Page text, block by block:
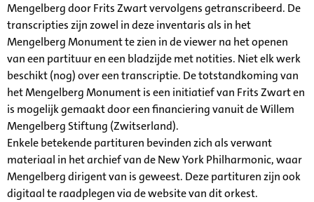
Mengelberg door Frits Zwart vervolgens getranscribeerd. De
transcripties zijn zowel in deze inventaris als in het
Mengelberg Monument te zien in de viewer na het openen
van een partituur en een bladzijde met notities. Niet elk werk
beschikt (nog) over een transcriptie. De totstandkoming van
het Mengelberg Monument is een initiatief van Frits Zwart en
is mogelijk gemaakt door een financiering vanuit de Willem
Mengelberg Stiftung (Zwitserland).
Enkele betekende partituren bevinden zich als verwant
materiaal in het archief van de New York Philharmonic, waar
Mengelberg dirigent van is geweest. Deze partituren zijn ook
digitaal te raadplegen via de website van dit orkest.